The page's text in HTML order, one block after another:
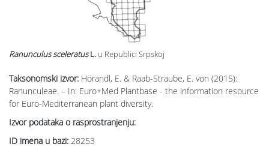
Taksonomski izvor: Hörandl, E. & Raab-Straube, E. von (2015):
Ranunculeae. – In: Euro+Med Plantbase - the information resource
for Euro-Mediterranean plant diversity.
Izvor podataka o rasprostranjenju:
ID imena u bazi: 28253
Ranunculus sceleratusL. u Republici Srpskoj